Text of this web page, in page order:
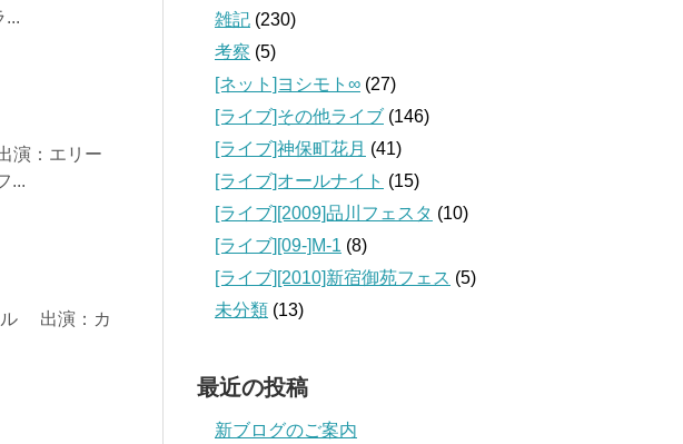
...
：エリー
...
出演：カ
雑記 (230)
考察 (5)
[ネット]ヨシモト∞ (27)
[ライブ]その他ライブ (146)
[ライブ]神保町花月 (41)
[ライブ]オールナイト (15)
[ライブ][2009]品川フェスタ (10)
[ライブ][09‐]M-1 (8)
[ライブ][2010]新宿御苑フェス (5)
未分類 (13)
最近の投稿
新ブログのご案内